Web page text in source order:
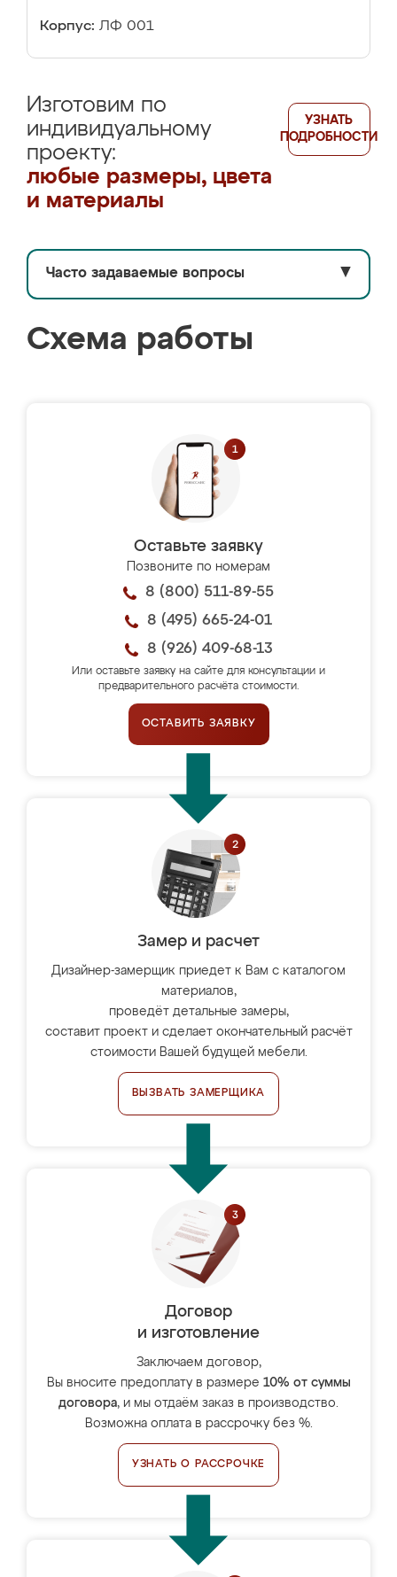
Корпус: ЛФ 001
Изготовим по
индивидуальному
проекту:
любые размеры, цвета
и материалы
УЗНАТЬ
ПОДРОБНОСТИ
Часто задаваемые вопросы ▼
Схема работы
Оставьте заявку
Позвоните по номерам
8 (800) 511-89-55
8 (495) 665-24-01
8 (926) 409-68-13
Или оставьте заявку на сайте для консультации и
предварительного расчёта стоимости.
ОСТАВИТЬ ЗАЯВКУ
Замер и расчет
Дизайнер-замерщик приедет к Вам с каталогом
материалов,
проведёт детальные замеры,
составит проект и сделает окончательный расчёт
стоимости Вашей будущей мебели.
ВЫЗВАТЬ ЗАМЕРЩИКА
Договор
и изготовление
Заключаем договор,
Вы вносите предоплату в размере 10% от суммы
договора, и мы отдаём заказ в производство.
Возможна оплата в рассрочку без %.
УЗНАТЬ О РАССРОЧКЕ